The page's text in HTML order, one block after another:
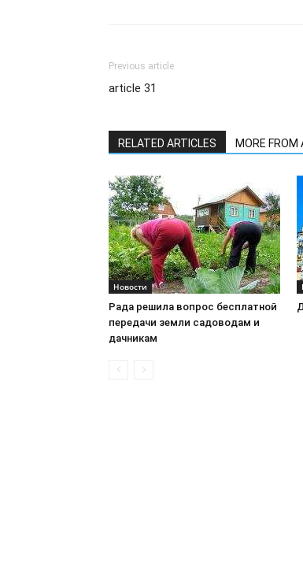
Previous article
article 31
RELATED ARTICLES MORE FROM
Новости
Рада решила вопрос бесплатной
передачи земли садоводам и
дачникам